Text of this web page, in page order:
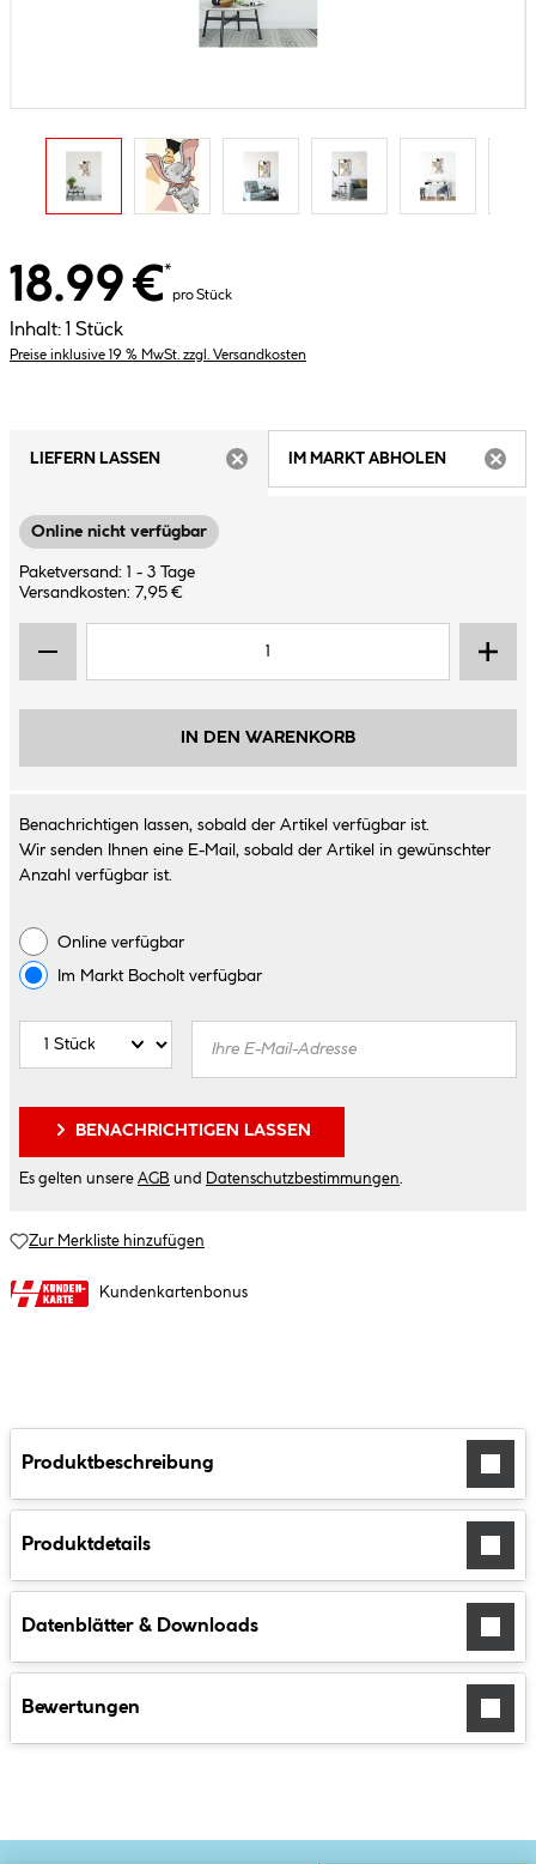
18.99 €*
pro Stück
Inhalt: 1 Stück
Preise inklusive 19 % MwSt. zzgl. Versandkosten
LIEFERN LASSEN
IM MARKT ABHOLEN
Online nicht verfügbar
Paketversand: 1 - 3 Tage
Versandkosten: 7,95 €
IN DEN WARENKORB
Benachrichtigen lassen, sobald der Artikel verfügbar ist.
Wir senden Ihnen eine E-Mail, sobald der Artikel in gewünschter
Anzahl verfügbar ist.
Online verfügbar
Im Markt Bocholtverfügbar
BENACHRICHTIGEN LASSEN
Es gelten unsere AGB und Datenschutzbestimmungen
Zur Merkliste hinzufügen
Kundenkartenbonus
Produktbeschreibung
Produktdetails
Datenblätter & Downloads
Bewertungen